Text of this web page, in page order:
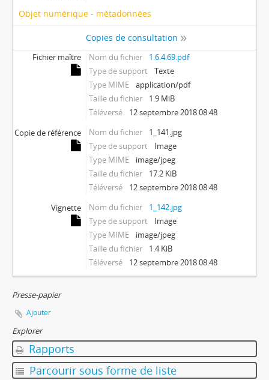
Objet numérique - métadonnées
Copies de consultation
Fichier maître Nom du fichier
1.6.4.69.pdf
Type de support
Texte
Type MIME
application/pdf
Taille du fichier
1.9 MiB
Téléversé
12 septembre 2018 08:48
Copie de référence
Nom du fichier
1_141.jpg
Type de support
Image
Type MIME
image/jpeg
Taille du fichier
17.2 KiB
Téléversé
12 septembre 2018 08:48
Vignette
Nom du fichier
1_142.jpg
Type de support
Image
Type MIME
image/jpeg
Taille du fichier
1.4 KiB
Téléversé
12 septembre 2018 08:48
Presse-papier
Ajouter
Explorer
Rapports
Parcourir sous forme de liste